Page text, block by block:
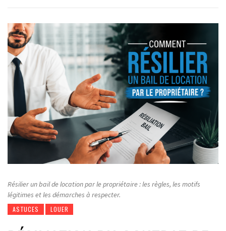
Résilier un bail de location par le propriétaire : les règles, les motifs
légitimes et les démarches à respecter.
ASTUCES LOUER